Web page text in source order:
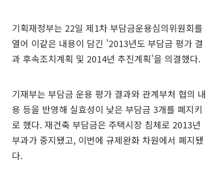
기획재정부는 22일 제1차 부담금운용심의위원회를
열어 이같은 내용이 담긴 '2013년도 부담금 평가 결
과 후속조치계획 및 2014년 추진계획'을 의결했다.
기재부는 부담금 운용 평가 결과와 관계부처 협의 내
용 등을 반영해 실효성이 낮은 부담금 3개를 폐지키
로 했다. 재건축 부담금은 주택시장 침체로 2013년
부과가 중지됐고, 이번에 규제완화 차원에서 폐지됐
다.